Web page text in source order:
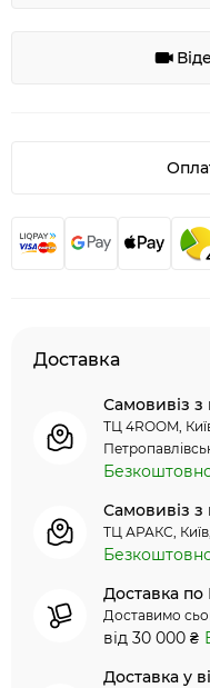
Доставка
Самовивіз з
ТЦ 4ROOM,
Самовивіз з
ТЦ АРАКС,
Доставка по
Доставимо
від 30 000 ₴
Доставка у